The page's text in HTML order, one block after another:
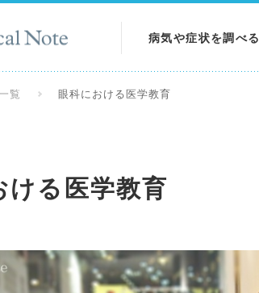
病気や症状を調べる
覧 眼科における医学教育
ける医学教育